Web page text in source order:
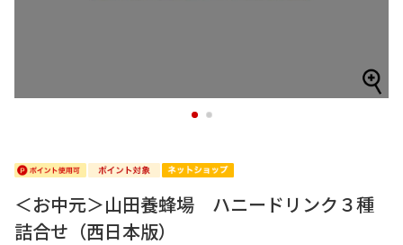
1 2
＜お中元＞山田養蜂場 ハニードリンク３種
詰合せ（西日本版）